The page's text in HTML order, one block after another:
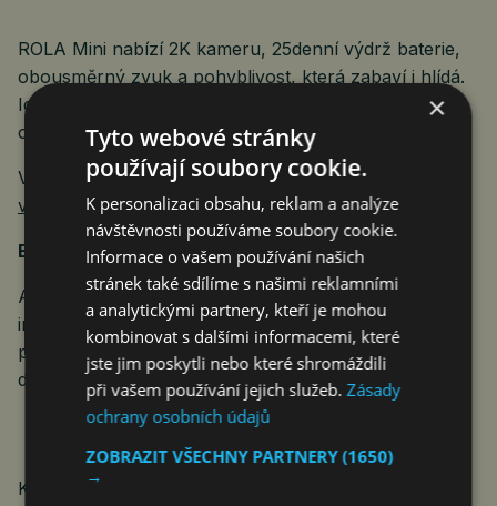
ROLA Mini nabízí 2K kameru, 25denní výdrž baterie,
obousměrný zvuk a pohyblivost, která zabaví i hlídá.
Ideální dárek pro majitele psů a koček i rodiče, kteří
chtějí být v kontaktu s domovem kdykoli.
VIDEO:
https://www.youtube.com/watch?
v=uldvYYsSvwY
Enabot – dárek, který spojuje rodinu
Ať už chcete dohled nad dětmi, péči o seniory, nebo
interaktivní zábavu pro mazlíčky, roboty Enabot
představují ideální vánoční dárek pro moderní
domácnosti.
Kontakt
×
Tyto webové stránky
používají soubory cookie.
K personalizaci obsahu, reklam a analýze
návštěvnosti používáme soubory cookie.
Informace o vašem používání našich
stránek také sdílíme s našimi reklamními
a analytickými partnery, kteří je mohou
kombinovat s dalšími informacemi, které
jste jim poskytli nebo které shromáždili
při vašem používání jejich služeb.Zásady
ochrany osobních údajů
ZOBRAZIT VŠECHNY PARTNERY(1650)
→